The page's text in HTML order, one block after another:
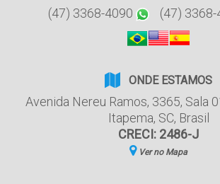
(47) 3368-4090 (47) 3368-
ONDE ESTAMOS
Avenida Nereu Ramos, 3365, Sala
Itapema, SC, Brasil
CRECI: 2486-J
Ver no Mapa